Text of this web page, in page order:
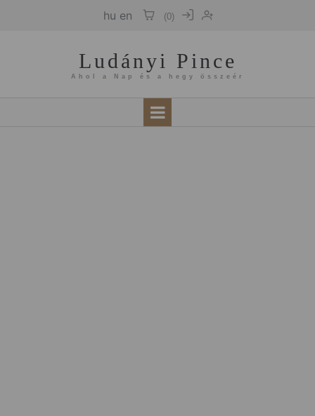
hu en (0)
Ludányi Pince
Ahol a Nap és a hegy összeér